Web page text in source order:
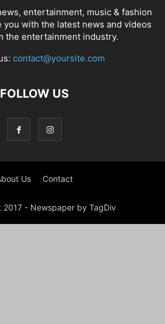
entertainment, music & fashion
you with the latest news and videos
the entertainment industry.
contact@yoursite.com
FOLLOW US
Us Contact
- Newspaper by TagDiv